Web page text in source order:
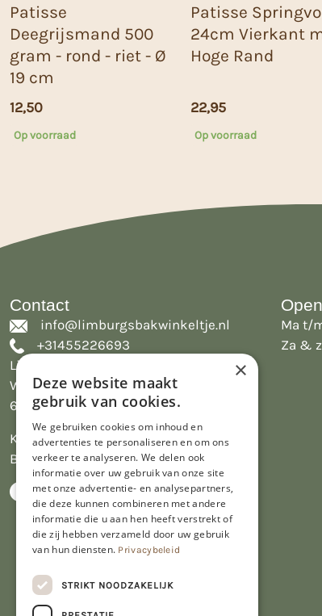
Patisse
Deegrijsmand 500
gram - rond - riet - Ø
19 cm
12,50
Op voorraad
Patisse
24cm Vierkant
Hoge Rand
22,95
Op voorraad
Contact
info@limburgsbakwinkeltje.nl
+31455226693
Limburgs Bakwinkeltje
Wijngaardsweg 16
6412 PJ Heerlen
KVK 14069470
BTW NL809913914.B01
Ma t/
Za &
×
Deze website maakt
gebruik van cookies.
We gebruiken cookies om inhoud en
advertenties te personaliseren en om ons
verkeer te analyseren. We delen ook
informatie over uw gebruik van onze site
met onze advertentie- en analysepartners,
die deze kunnen combineren met andere
informatie die u aan hen heeft verstrekt of
die zij hebben verzameld door uw gebruik
van hun diensten. Privacybeleid
STRIKT NOODZAKELIJK